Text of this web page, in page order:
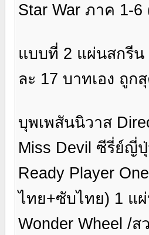
Star War ภาค 1-
แบบที่ 2 แผ่นสกรีน
ละ 17 บาทเอง ถูก
บุพเพสันนิวาส
Miss Devil ซีรี่ย์ญี่
Ready Player
ไทย+ซับไทย) 1 แ
Wonder Wheel /